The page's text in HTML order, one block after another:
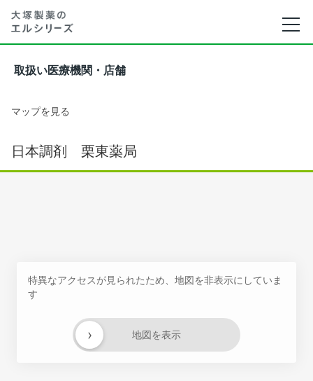
取扱い医療機関・店舗
マップを見る
日本調剤 栗東薬局
特異なアクセスが見られたため、地図を非表示にしていま
す
地図を表示
›